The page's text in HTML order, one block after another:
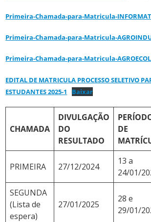
Primeira-Chamada-para-Matricula-
Primeira-Chamada-para-Matricula-
Primeira-Chamada-para-Matricula-
EDITAL DE MATRICULA PROCESSO SELETIVO
ESTUDANTES 2025-1
Baixar
CHAMADA
DIVULGAÇÃO
DO
RESULTADO
DE
PRIMEIRA 27/12/2024
13 a
24/01/
SEGUNDA
(Lista de
espera)
27/01/2025
28 e
29/01/